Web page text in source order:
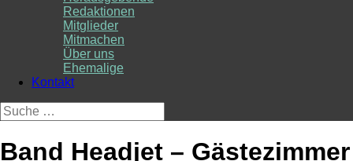
Redaktionen
Mitglieder
Mitmachen
Über uns
Ehemalige
Kontakt
Suche
nach:
Band Headjet – Gästezimmer